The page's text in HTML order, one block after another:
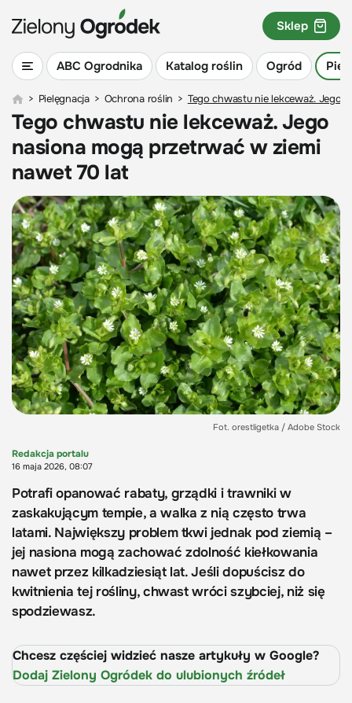
ABC Ogrodnika Katalog roślin Ogród
Sklep
> Pielęgnacja > Ochrona roślin > Tego chwastu nie lekceważ. Jego
Tego chwastu nie lekceważ. Jego
nasiona mogą przetrwać w ziemi
nawet 70 lat
Fot. orestligetka / Adobe Stock
Redakcja portalu
16 maja 2026, 08:07
Potrafi opanować rabaty, grządki i trawniki w
zaskakującym tempie, a walka z nią często trwa
latami. Największy problem tkwi jednak pod ziemią –
jej nasiona mogą zachować zdolność kiełkowania
nawet przez kilkadziesiąt lat. Jeśli dopuścisz do
kwitnienia tej rośliny, chwast wróci szybciej, niż się
spodziewasz.
Chcesz częściej widzieć nasze artykuły w Google?
Dodaj Zielony Ogródek do ulubionych źródeł